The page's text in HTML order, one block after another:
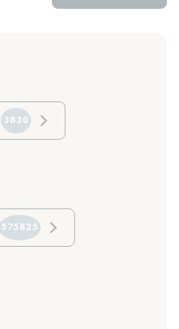
3830
575825